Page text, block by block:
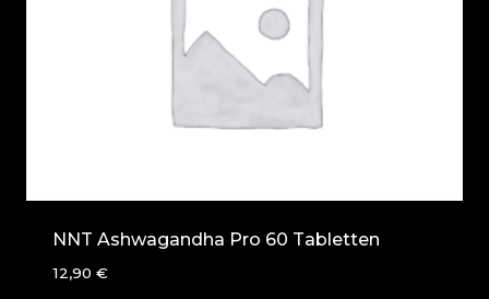
NNT Ashwagandha Pro 60 Tabletten
12,90 €